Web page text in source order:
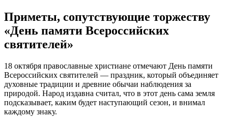
Приметы, сопутствующие торжеству
«День памяти Всероссийских
святителей»
18 октября православные христиане отмечают День памяти
Всероссийских святителей — праздник, который объединяет
духовные традиции и древние обычаи наблюдения за
природой. Народ издавна считал, что в этот день сама земля
подсказывает, каким будет наступающий сезон, и внимал
каждому знаку.